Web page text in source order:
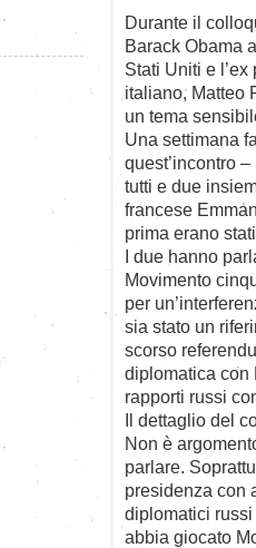
Durante il
Barack Obama
Stati Uniti e
italiano, Matteo
un tema
Una settimana
quest’incontro
tutti e due
francese
prima erano
I due hanno
Movimento
per
sia stato un
scorso
diplomatica con
rapporti russi
Il dettaglio del
Non è
parlare.
presidenza con
diplomatici
abbia giocato